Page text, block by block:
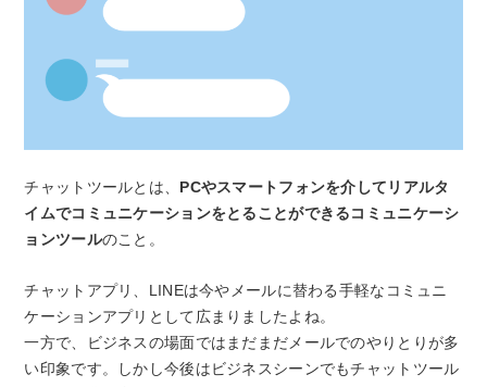
チャットツールとは、
PCやスマートフォンを介してリアルタ
イムでコミュニケーションをとることができるコミュニケーシ
ョンツールのこと。
チャットアプリ、LINEは今やメールに替わる手軽なコミュニ
ケーションアプリとして広まりましたよね。
一方で、ビジネスの場面ではまだまだメールでのやりとりが多
い印象です。しかし今後はビジネスシーンでもチャットツール